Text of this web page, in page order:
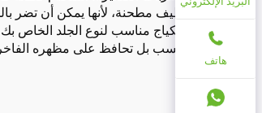
المكياج مناسب لنوع الجلد الخاص
فحسب بل تحافظ على مظهره
هاتف